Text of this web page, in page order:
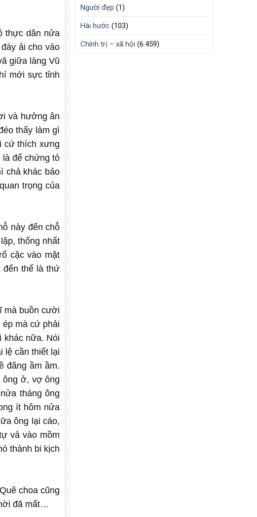
thực dân nửa
ải cho vào
giữa làng Vũ
mới sực tỉnh
và hưởng ân
thấy làm gì
cứ thích xưng
là để chứng tỏ
chả khác bảo
trọng của
này đến chỗ
thống nhất
cặc vào mặt
đến thế là thứ
mà buồn cười
mà cứ phải
khác nữa. Nói
lệ cần thiết lại
đăng ầm ầm.
ông ở, vợ ông
tháng ông
ít hôm nửa
ông lại cáo,
vả vào mồm
thành bi kịch
choa cũng
đã mất…
Người đẹp (1)
Hài hước (103)
Chính trị – xã hội (6.459)